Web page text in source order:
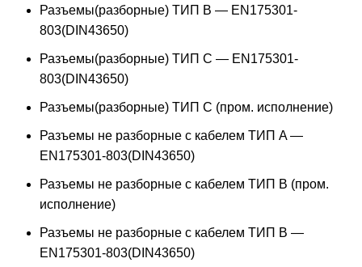
Разъемы(разборные) ТИП B — EN175301-
803(DIN43650)
Разъемы(разборные) ТИП C — EN175301-
803(DIN43650)
Разъемы(разборные) ТИП С (пром. исполнение)
Разъемы не разборные с кабелем ТИП A —
EN175301-803(DIN43650)
Разъемы не разборные с кабелем ТИП B (пром.
исполнение)
Разъемы не разборные с кабелем ТИП B —
EN175301-803(DIN43650)